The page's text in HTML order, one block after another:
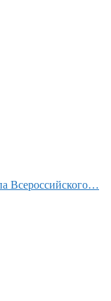
Всероссийского…